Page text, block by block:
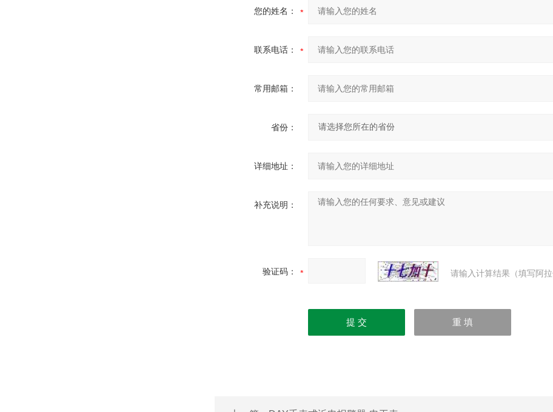
您的姓名：
联系电话：
常用邮箱：
省份：
详细地址：
补充说明：
验证码： 请输入计算结果（填写阿